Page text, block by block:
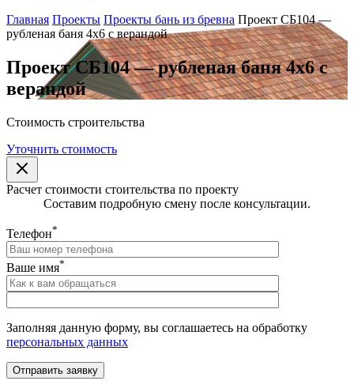
Главная Проекты Проекты бань из бревна Проект СБ104 —
рубленая баня 4х6 с верандой
Проект СБ104 — рубленая баня 4х6 с
верандой
Стоимость строительства
Уточнить стоимость
Расчет стоимости стоительства по проекту
Составим подробную смену после консультации.
Телефон*
Ваше имя*
Заполняя данную форму, вы соглашаетесь на обработку
персональных данных